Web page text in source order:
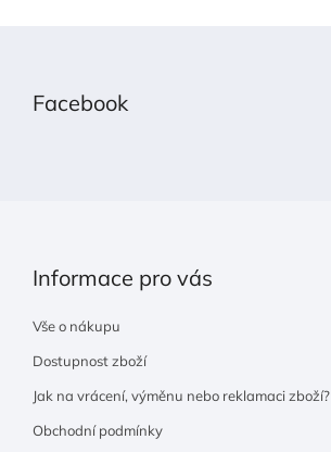
Facebook
Informace pro vás
Vše o nákupu
Dostupnost zboží
Jak na vrácení, výměnu nebo reklamaci zboží?
Obchodní podmínky